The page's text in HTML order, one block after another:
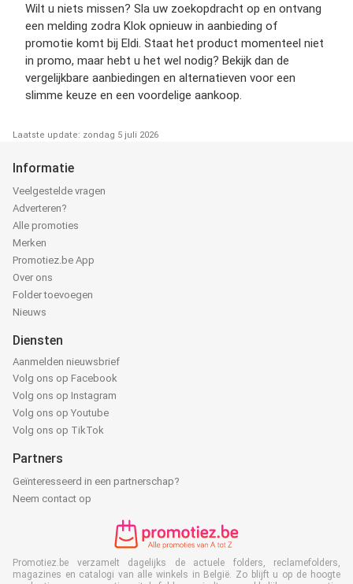
Wilt u niets missen? Sla uw zoekopdracht op en ontvang
een melding zodra Klok opnieuw in aanbieding of
promotie komt bij Eldi. Staat het product momenteel niet
in promo, maar hebt u het wel nodig? Bekijk dan de
vergelijkbare aanbiedingen en alternatieven voor een
slimme keuze en een voordelige aankoop.
Laatste update: zondag 5 juli 2026
Informatie
Veelgestelde vragen
Adverteren?
Alle promoties
Merken
Promotiez.be App
Over ons
Folder toevoegen
Nieuws
Diensten
Aanmelden nieuwsbrief
Volg ons op Facebook
Volg ons op Instagram
Volg ons op Youtube
Volg ons op TikTok
Partners
Geïnteresseerd in een partnerschap?
Neem contact op
Promotiez.be verzamelt dagelijks de actuele folders, reclamefolders,
magazines en catalogi van alle winkels in België. Zo blijft u op de hoogte